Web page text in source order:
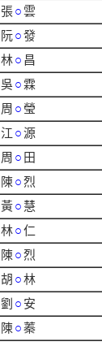
張○雲
阮○發
林○ 昌
吳○霖
周 ○ 瑩
江 ○源
周 ○ 田
陳○烈
黃○ 慧
林○仁
陳○烈
胡 ○林
劉 ○ 安
陳○蓁